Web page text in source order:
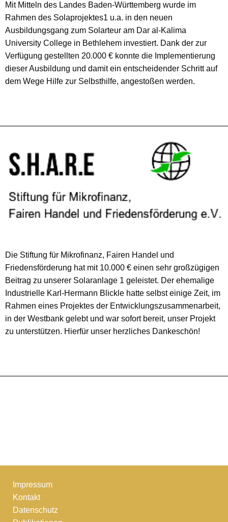
Mit Mitteln des Landes Baden-Württemberg wurde im
Rahmen des Solaprojektes1 u.a. in den neuen
Ausbildungsgang zum Solarteur am Dar al-Kalima
University College in Bethlehem investiert. Dank der zur
Verfügung gestellten 20.000 € konnte die Implementierung
dieser Ausbildung und damit ein entscheidender Schritt auf
dem Wege Hilfe zur Selbsthilfe, angestoßen werden.
Die Stiftung für Mikrofinanz, Fairen Handel und
Friedensförderung hat mit 10.000 € einen sehr großzügigen
Beitrag zu unserer Solaranlage 1 geleistet. Der ehemalige
Industrielle Karl-Hermann Blickle hatte selbst einige Zeit, im
Rahmen eines Projektes der Entwicklungszusammenarbeit,
in der Westbank gelebt und war sofort bereit, unser Projekt
zu unterstützen. Hierfür unser herzliches Dankeschön!
Impressum
Kontakt
Datenschutz